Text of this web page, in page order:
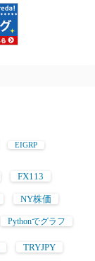
EIGRP
FX113
NY株価
Pythonでグラフ
TRYJPY